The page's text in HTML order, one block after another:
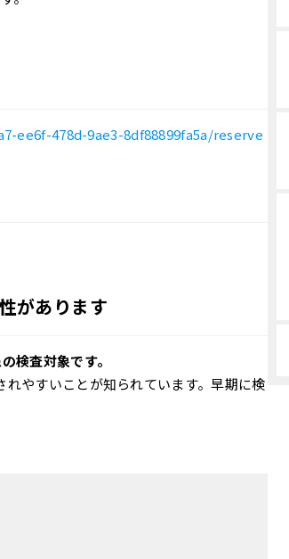
478d-9ae3-8df88899fa5a/reserve
があります
検査対象です。
やすいことが知られています。早期に検